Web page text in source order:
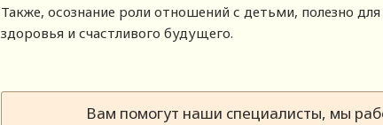
Также, осознание роли отношений с детьми, полезно
здоровья и счастливого будущего.
Вам помогут наши специалисты, мы